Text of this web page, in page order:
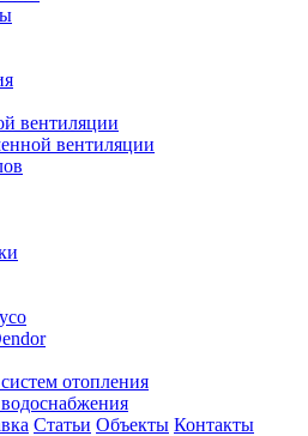
вентиляции
вентиляции
отопления
Статьи Объекты Контакты